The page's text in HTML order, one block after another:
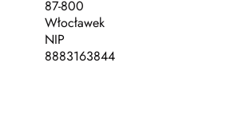
87-800
Włocławek
NIP
8883163844